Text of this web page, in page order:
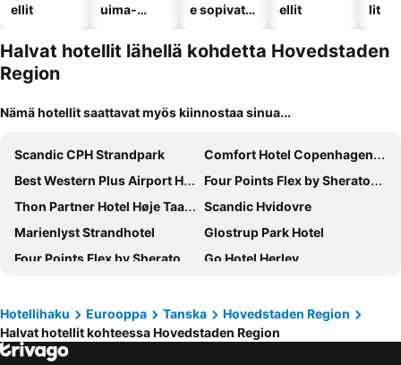
ellit
uima-
e sopivat
ellit
lit
Halvat hotellit lähellä kohdetta Hovedstaden
Region
Nämä hotellit saattavat myös kiinnostaa sinua...
Scandic CPH Strandpark
Comfort Hotel Copenhagen Airport
Best Western Plus Airport Hotel Copenhagen
Four Points Flex by Sheraton Copenhagen Arena
Thon Partner Hotel Høje Taastrup
Scandic Hvidovre
Marienlyst Strandhotel
Glostrup Park Hotel
Four Points Flex by Sheraton Ballerup
Go Hotel Herlev
Taastrup Park Hotel
Scandic Glostrup
Comwell Borupgaard
Gentofte Hotel
A Hotels Glostrup
Hotellihaku Eurooppa Tanska
Hovedstaden Region
Halvat hotellit kohteessa Hovedstaden Region